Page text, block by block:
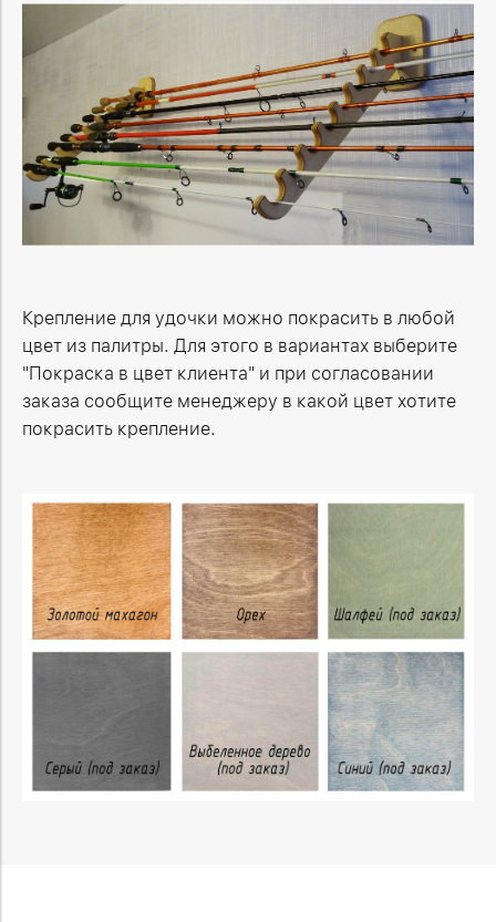
Крепление для удочки можно покрасить в любой
цвет из палитры. Для этого в вариантах выберите
"Покраска в цвет клиента" и при согласовании
заказа сообщите менеджеру в какой цвет хотите
покрасить крепление.